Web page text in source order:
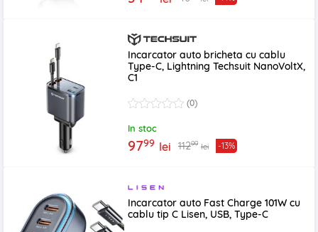
Incarcator auto bricheta cu cablu
Type-C, Lightning Techsuit NanoVoltX,
C1
(0)
In stoc
9799 lei 11299 lei -13%
Incarcator auto Fast Charge 101W cu
cablu tip C Lisen, USB, Type-C